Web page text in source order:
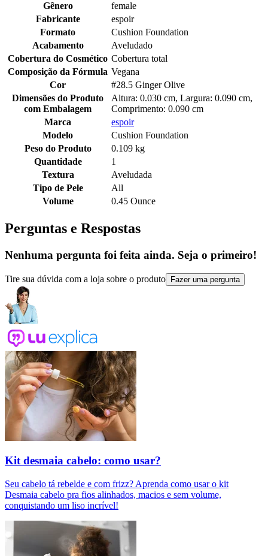
Gênero
female
Fabricante
espoir
Formato
Cushion Foundation
Acabamento
Aveludado
Cobertura do Cosmético Cobertura total
Composição da Fórmula Vegana
Cor
#28.5 Ginger Olive
Dimensões do Produto
com Embalagem
Altura: 0.030 cm, Largura: 0.090 cm,
Comprimento: 0.090 cm
Marca
espoir
Modelo
Cushion Foundation
Peso do Produto
0.109 kg
Quantidade
1
Textura
Aveludada
Tipo de Pele
All
Volume
0.45 Ounce
Perguntas e Respostas
Nenhuma pergunta foi feita ainda. Seja o primeiro!
Tire sua dúvida com a loja sobre o produto Fazer uma pergunta
Kit desmaia cabelo: como usar?
Seu cabelo tá rebelde e com frizz? Aprenda como usar o kit
Desmaia cabelo pra fios alinhados, macios e sem volume,
conquistando um liso incrível!